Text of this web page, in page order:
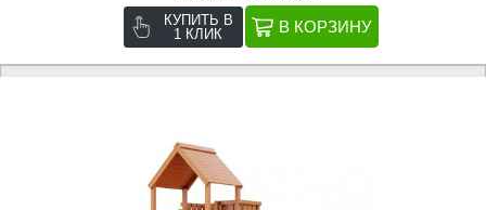
КУПИТЬ В
1 КЛИК